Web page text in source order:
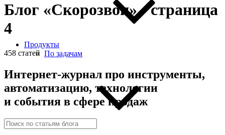
Продукты
По задачам
Блог «Скорозвон» - страница
4
458 статей
Интернет-журнал про инструменты,
автоматизацию, технологии
и события в сфере продаж